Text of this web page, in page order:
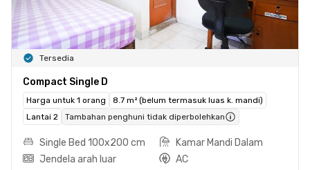
Tersedia
Compact Single D
Harga untuk 1 orang
8.7 m² (belum termasuk luas k. mandi)
Lantai 2
Tambahan penghuni tidak diperbolehkan
Single Bed 100x200 cm
Kamar Mandi Dalam
Jendela arah luar
AC